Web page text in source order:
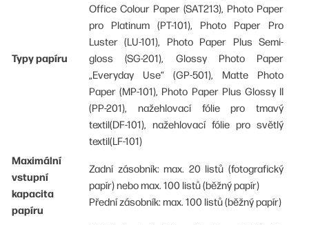
Typy papíru
Office Colour Paper (SAT213), Photo Paper
pro Platinum (PT-101), Photo Paper Pro
Luster (LU-101), Photo Paper Plus Semi-
gloss (SG-201), Glossy Photo Paper
„Everyday Use“ (GP-501), Matte Photo
Paper (MP-101), Photo Paper Plus Glossy II
(PP-201), nažehlovací fólie pro tmavý
textil(DF-101), nažehlovací fólie pro světlý
textil(LF-101)
Maximální
vstupní
kapacita
papíru
Zadní zásobník: max. 20 listů (fotografický
papír) nebo max. 100 listů (běžný papír)
Přední zásobník: max. 100 listů (běžný papír)